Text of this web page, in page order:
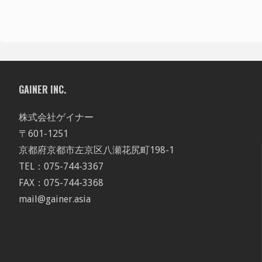
GAINER INC.
株式会社ゲイナー
〒601-1251
京都府京都市左京区八瀬花尻町198-1
TEL：075-744-3367
FAX：075-744-3368
mail@gainer.asia